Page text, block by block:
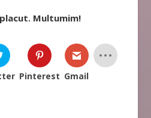
Multumim!
Pinterest Gmail